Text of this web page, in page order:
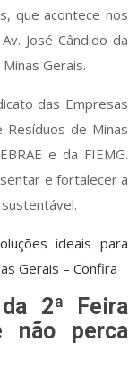
que acontece nos
José Cândido da
Gerais.
das Empresas
Resíduos de Minas
e da FIEMG.
e fortalecer a
ideais para
Gerais – Confira
2ª Feira
não perca